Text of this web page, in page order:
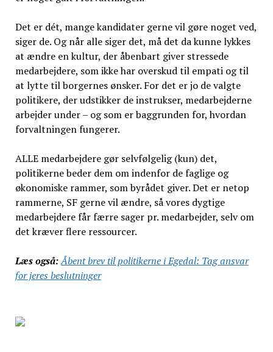
Det er dét, mange kandidater gerne vil gøre noget ved,
siger de. Og når alle siger det, må det da kunne lykkes
at ændre en kultur, der åbenbart giver stressede
medarbejdere, som ikke har overskud til empati og til
at lytte til borgernes ønsker. For det er jo de valgte
politikere, der udstikker de instrukser, medarbejderne
arbejder under – og som er baggrunden for, hvordan
forvaltningen fungerer.
ALLE medarbejdere gør selvfølgelig (kun) det,
politikerne beder dem om indenfor de faglige og
økonomiske rammer, som byrådet giver. Det er netop
rammerne, SF gerne vil ændre, så vores dygtige
medarbejdere får færre sager pr. medarbejder, selv om
det kræver flere ressourcer.
Læs også:Åbent brev til politikerne i Egedal: Tag ansvar
for jeres beslutninger